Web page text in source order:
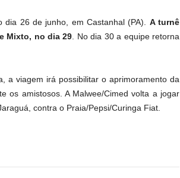
26 de junho, em Castanhal (PA). A turnê
Mixto, no dia 29 . No dia 30 a equipe retorna
a viagem irá possibilitar o aprimoramento da
os amistosos. A Malwee/Cimed volta a jogar
contra o Praia/Pepsi/Curinga Fiat.